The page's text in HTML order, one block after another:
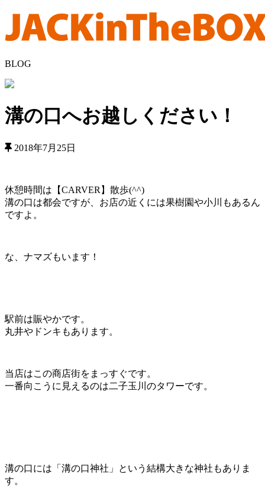
BLOG
溝の口へお越しください！
2018年7月25日
休憩時間は【CARVER】散歩(^^)
溝の口は都会ですが、お店の近くには果樹園や小川もあるん
ですよ。
な、ナマズもいます！
駅前は賑やかです。
丸井やドンキもあります。
当店はこの商店街をまっすぐです。
一番向こうに見えるのは二子玉川のタワーです。
溝の口には「溝の口神社」という結構大きな神社もありま
す。